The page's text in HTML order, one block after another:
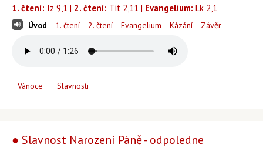
1. čtení: Iz 9,1 | 2. čtení: Tit 2,11 | Evangelium: Lk 2,1
Úvod 1. čtení 2. čtení Evangelium Kázání Závěr
Vánoce Slavnosti
● Slavnost Narození Páně - odpoledne